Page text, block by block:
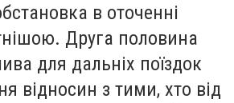
в оточеннi
Друга половина
для дальнiх поїздок
вiдносин з тими, хто вiд